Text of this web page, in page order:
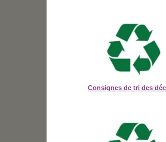
Consignes de tri des